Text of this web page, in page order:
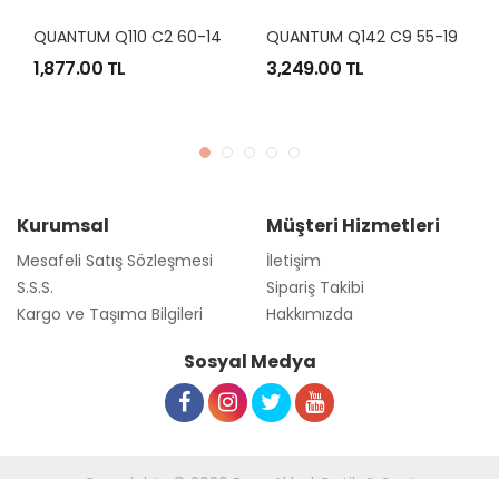
QUANTUM Q110 C2 60-14
1,877.00 TL
QUANTUM Q142 C9 55-19
3,249.00 TL
Kurumsal
Mesafeli Satış Sözleşmesi
S.S.S.
Kargo ve Taşıma Bilgileri
Müşteri Hizmetleri
İletişim
Sipariş Takibi
Hakkımızda
Sosyal Medya